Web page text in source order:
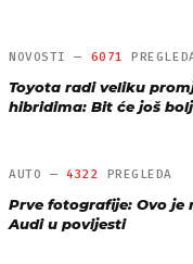
NOVOSTI — 6071
Toyota radi veliku
hibridima: Bit će još
AUTO — 4322 PREGLEDA
Prve fotografije: Ovo je
Audi u povijesti